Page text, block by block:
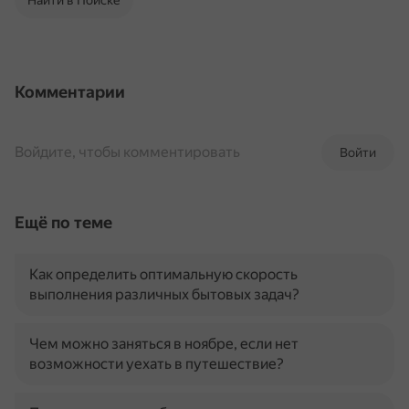
Комментарии
Войти
Войдите, чтобы комментировать
Ещё по теме
Как определить оптимальную скорость
выполнения различных бытовых задач?
Чем можно заняться в ноябре, если нет
возможности уехать в путешествие?